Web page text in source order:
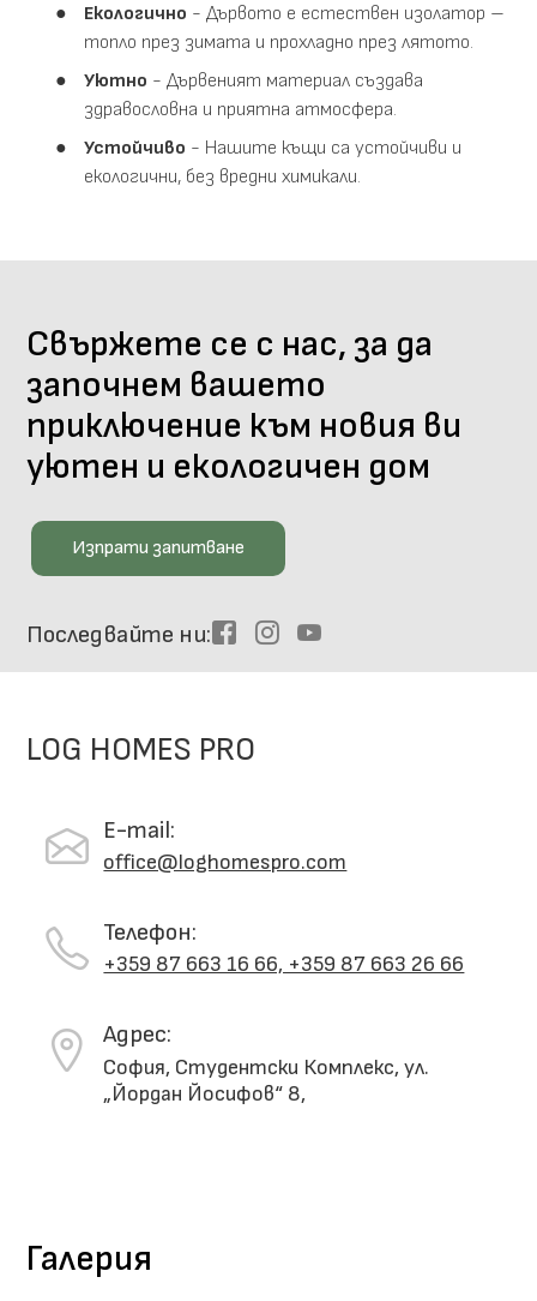
Екологично - Дървото е естествен изолатор –
топло през зимата и прохладно през лятото.
Уютно - Дървеният материал създава
здравословна и приятна атмосфера.
Устойчиво - Нашите къщи са устойчиви и
екологични, без вредни химикали.
Свържете се с нас, за да
започнем вашето
приключение към новия ви
уютен и екологичен дом
Изпрати запитване
Последвайте ни FacebookInstagram
LOG HOMES PRO
E-mail:
office@loghomespro.com
Телефон:
+359 87 663 16 66, +359 87 663 26 66
Адрес:
София, Студентски Комплекс, ул.
„Йордан Йосифов“ 8,
Галерия